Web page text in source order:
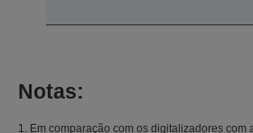
Notas:
1. Em comparação com os digitalizadores com